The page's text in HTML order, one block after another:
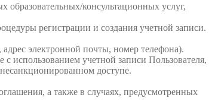
образовательных/консультационных услуг,
регистрации и создания учетной записи.
электронной почты, номер телефона).
использованием учетной записи Пользователя,
доступе.
а также в случаях, предусмотренных